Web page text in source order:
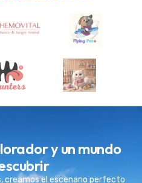
y un mundo
creamos el escenario perfecto